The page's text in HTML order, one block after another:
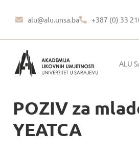
alu@alu.unsa.ba +387 (0) 33
ALU
POZIV za
YEATCA